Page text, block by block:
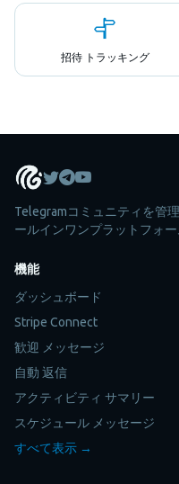
招待 トラッキング
Telegramコミュニティを管
ールインワンプラットフォー
機能
ダッシュボード
Stripe Connect
歓迎 メッセージ
自動 返信
アクティビティ サマリー
スケジュール メッセージ
すべて表示 →